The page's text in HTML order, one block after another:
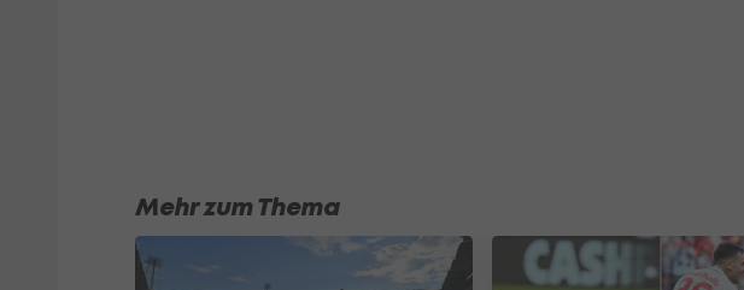
Mehr zum Thema